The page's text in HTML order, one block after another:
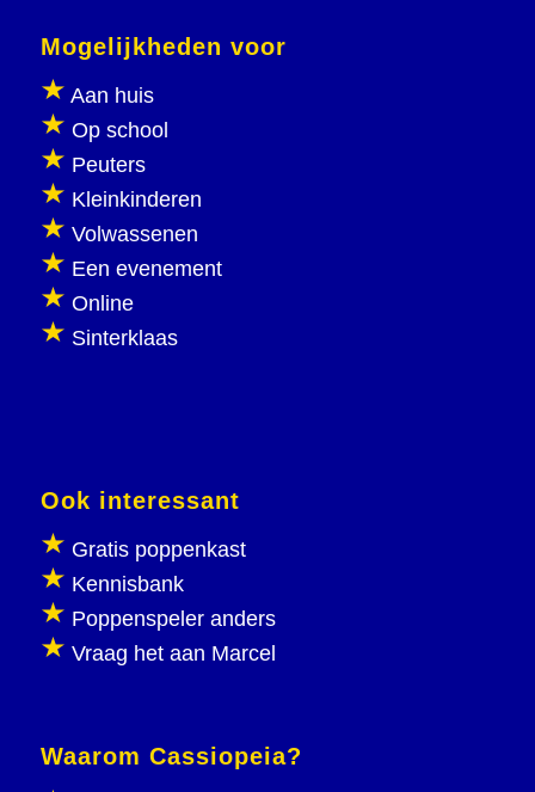
Mogelijkheden voor
Aan huis
Op school
Peuters
Kleinkinderen
Volwassenen
Een evenement
Online
Sinterklaas
Ook interessant
Gratis poppenkast
Kennisbank
Poppenspeler anders
Vraag het aan Marcel
Waarom Cassiopeia?